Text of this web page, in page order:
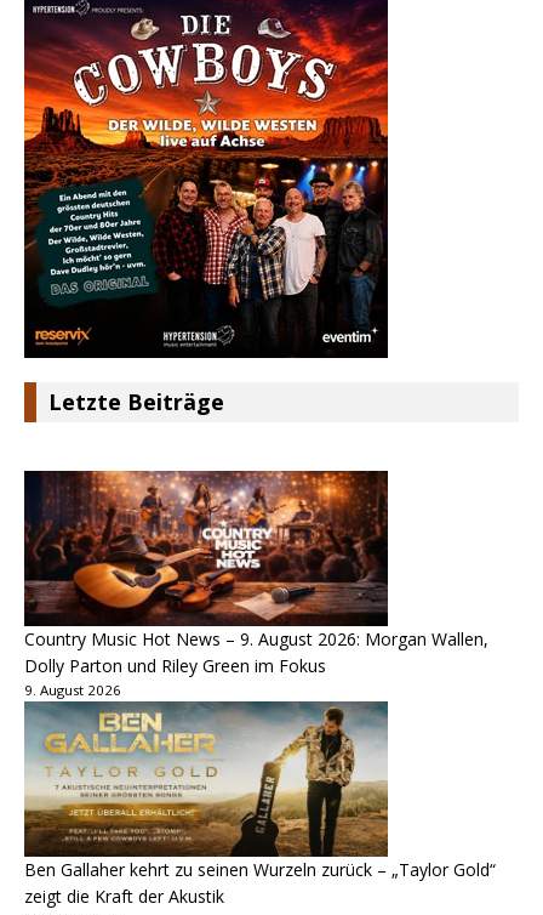
Letzte Beiträge
Country Music Hot News – 9. August 2026: Morgan Wallen,
Dolly Parton und Riley Green im Fokus
9. August 2026
Ben Gallaher kehrt zu seinen Wurzeln zurück – „Taylor Gold“
zeigt die Kraft der Akustik